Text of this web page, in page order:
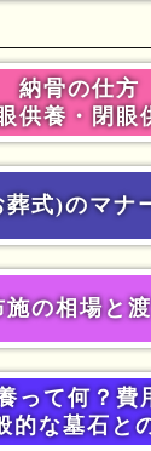
納骨の仕方
供養・閉眼
葬式)のマナ
施の相場と
って何？費
的な墓石と